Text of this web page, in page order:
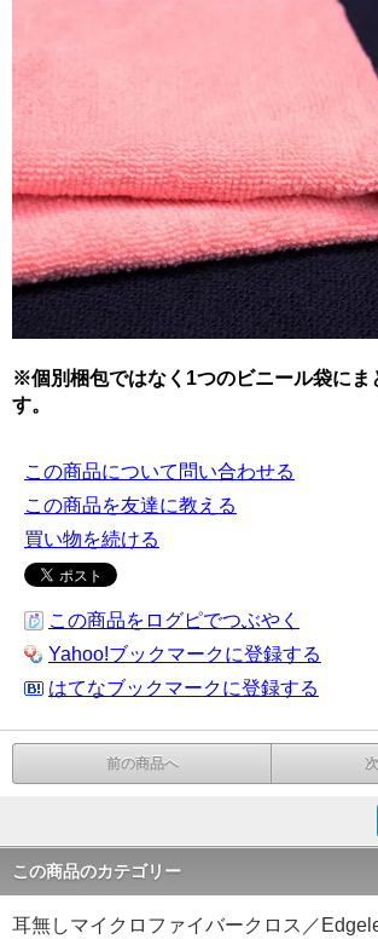
※個別梱包ではなく1つのビニール袋にま
す。
この商品について問い合わせる
この商品を友達に教える
買い物を続ける
この商品をログピでつぶやく
Yahoo!ブックマークに登録する
はてなブックマークに登録する
前の商品へ
この商品のカテゴリー
耳無しマイクロファイバークロス／